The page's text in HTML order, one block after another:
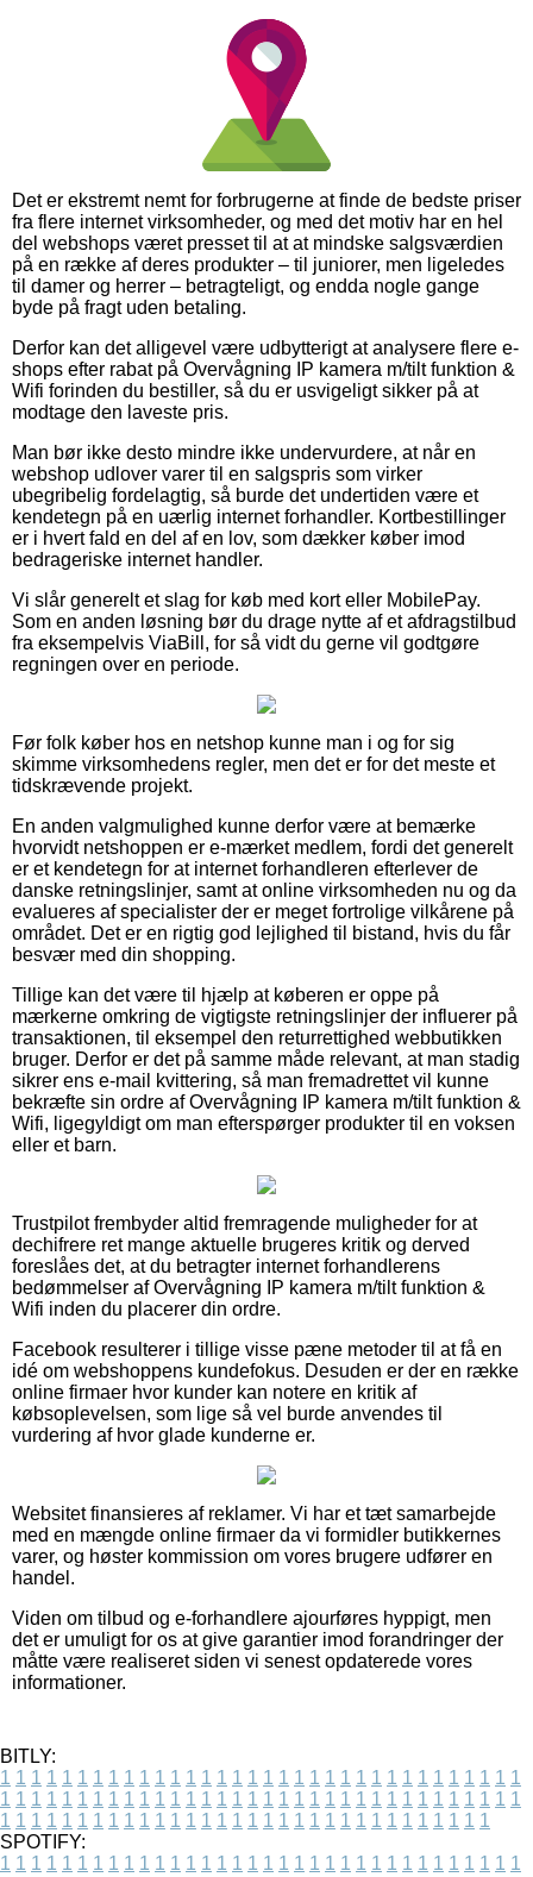
Det er ekstremt nemt for forbrugerne at finde de bedste priser
fra flere internet virksomheder, og med det motiv har en hel
del webshops været presset til at at mindske salgsværdien
på en række af deres produkter – til juniorer, men ligeledes
til damer og herrer – betragteligt, og endda nogle gange
byde på fragt uden betaling.
Derfor kan det alligevel være udbytterigt at analysere flere e-
shops efter rabat på Overvågning IP kamera m/tilt funktion &
Wifi forinden du bestiller, så du er usvigeligt sikker på at
modtage den laveste pris.
Man bør ikke desto mindre ikke undervurdere, at når en
webshop udlover varer til en salgspris som virker
ubegribelig fordelagtig, så burde det undertiden være et
kendetegn på en uærlig internet forhandler. Kortbestillinger
er i hvert fald en del af en lov, som dækker køber imod
bedrageriske internet handler.
Vi slår generelt et slag for køb med kort eller MobilePay.
Som en anden løsning bør du drage nytte af et afdragstilbud
fra eksempelvis ViaBill, for så vidt du gerne vil godtgøre
regningen over en periode.
Før folk køber hos en netshop kunne man i og for sig
skimme virksomhedens regler, men det er for det meste et
tidskrævende projekt.
En anden valgmulighed kunne derfor være at bemærke
hvorvidt netshoppen er e-mærket medlem, fordi det generelt
er et kendetegn for at internet forhandleren efterlever de
danske retningslinjer, samt at online virksomheden nu og da
evalueres af specialister der er meget fortrolige vilkårene på
området. Det er en rigtig god lejlighed til bistand, hvis du får
besvær med din shopping.
Tillige kan det være til hjælp at køberen er oppe på
mærkerne omkring de vigtigste retningslinjer der influerer på
transaktionen, til eksempel den returrettighed webbutikken
bruger. Derfor er det på samme måde relevant, at man stadig
sikrer ens e-mail kvittering, så man fremadrettet vil kunne
bekræfte sin ordre af Overvågning IP kamera m/tilt funktion &
Wifi, ligegyldigt om man efterspørger produkter til en voksen
eller et barn.
Trustpilot frembyder altid fremragende muligheder for at
dechifrere ret mange aktuelle brugeres kritik og derved
foreslåes det, at du betragter internet forhandlerens
bedømmelser af Overvågning IP kamera m/tilt funktion &
Wifi inden du placerer din ordre.
Facebook resulterer i tillige visse pæne metoder til at få en
idé om webshoppens kundefokus. Desuden er der en række
online firmaer hvor kunder kan notere en kritik af
købsoplevelsen, som lige så vel burde anvendes til
vurdering af hvor glade kunderne er.
Websitet finansieres af reklamer. Vi har et tæt samarbejde
med en mængde online firmaer da vi formidler butikkernes
varer, og høster kommission om vores brugere udfører en
handel.
Viden om tilbud og e-forhandlere ajourføres hyppigt, men
det er umuligt for os at give garantier imod forandringer der
måtte være realiseret siden vi senest opdaterede vores
informationer.
BITLY:
1 1 1 1 1 1 1 1 1 1 1 1 1 1 1 1 1 1 1 1 1 1 1 1 1 1 1 1 1 1 1 1 1 1
1 1 1 1 1 1 1 1 1 1 1 1 1 1 1 1 1 1 1 1 1 1 1 1 1 1 1 1 1 1 1 1 1 1
1 1 1 1 1 1 1 1 1 1 1 1 1 1 1 1 1 1 1 1 1 1 1 1 1 1 1 1 1 1 1 1
SPOTIFY:
1 1 1 1 1 1 1 1 1 1 1 1 1 1 1 1 1 1 1 1 1 1 1 1 1 1 1 1 1 1 1 1 1 1